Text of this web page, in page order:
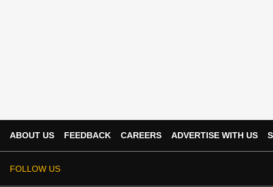
ABOUT US FEEDBACK CAREERS ADVERTISE WITH US
FOLLOW US